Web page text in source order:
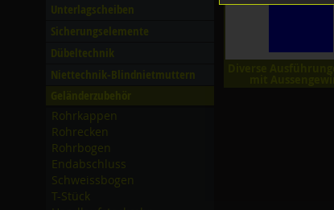
Unterlagscheiben
Sicherungselemente
Dübeltechnik
Niettechnik-Blindnietmuttern
Rohrkappen
Rohrecken
Rohrbogen
Endabschluss
Schweissbogen
T-Stück